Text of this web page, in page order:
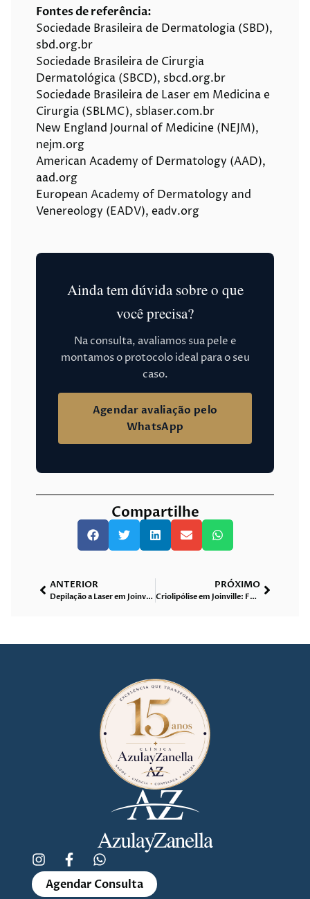
Fontes de referência:
Sociedade Brasileira de Dermatologia (SBD),
sbd.org.br
Sociedade Brasileira de Cirurgia
Dermatológica (SBCD), sbcd.org.br
Sociedade Brasileira de Laser em Medicina e
Cirurgia (SBLMC), sblaser.com.br
New England Journal of Medicine (NEJM),
nejm.org
American Academy of Dermatology (AAD),
aad.org
European Academy of Dermatology and
Venereology (EADV), eadv.org
Ainda tem dúvida sobre o que
você precisa?
Na consulta, avaliamos sua pele e
montamos o protocolo ideal para o seu
caso.
Agendar avaliação pelo
WhatsApp
Compartilhe
ANTERIOR
Depilação a Laser em Joinville: Funciona em Todos os Tipos de Pele?
PRÓXIMO
Criolipólise em Joinville: Funciona Mesmo?
Agendar Consulta